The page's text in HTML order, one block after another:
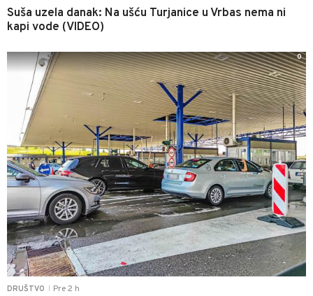
Suša uzela danak: Na ušću Turjanice u Vrbas nema ni
kapi vode (VIDEO)
DRUŠTVO Pre 2 h
0